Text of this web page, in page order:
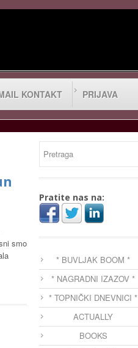
KONTAKT PRIJAVA
smo
Pratite nas na:
* BUVLJAK BOOM *
* NAGRADNI IZAZOV *
* TOPNIČKI DNEVNICI *
ACTUALLY
BOOKS